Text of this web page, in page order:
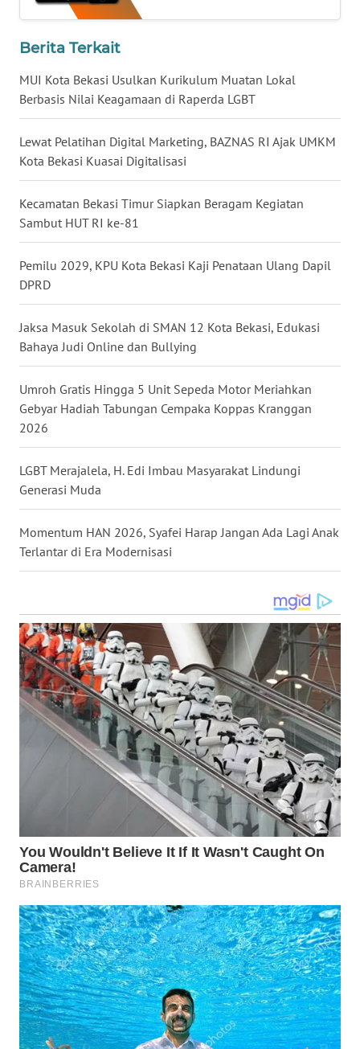
Berita Terkait
MUI Kota Bekasi Usulkan Kurikulum Muatan Lokal
Berbasis Nilai Keagamaan di Raperda LGBT
Lewat Pelatihan Digital Marketing, BAZNAS RI Ajak UMKM
Kota Bekasi Kuasai Digitalisasi
Kecamatan Bekasi Timur Siapkan Beragam Kegiatan
Sambut HUT RI ke-81
Pemilu 2029, KPU Kota Bekasi Kaji Penataan Ulang Dapil
DPRD
Jaksa Masuk Sekolah di SMAN 12 Kota Bekasi, Edukasi
Bahaya Judi Online dan Bullying
Umroh Gratis Hingga 5 Unit Sepeda Motor Meriahkan
Gebyar Hadiah Tabungan Cempaka Koppas Kranggan
2026
LGBT Merajalela, H. Edi Imbau Masyarakat Lindungi
Generasi Muda
Momentum HAN 2026, Syafei Harap Jangan Ada Lagi Anak
Terlantar di Era Modernisasi
WN
KALTARA
WN
WN
WN
GORONTALO
WN
SULUT
WN
MALUKU
MALUT
WN
DAIRI
WN
WN
NIAS
WN
LANGKAT
WN
TANJUNG
LESUNG
WN
KARO
WN
SIMALUNGUN
WN